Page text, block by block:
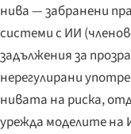
нива — забранени
системи с ИИ
задължения за
нерегулирани
нивата на риска,
урежда моделите на